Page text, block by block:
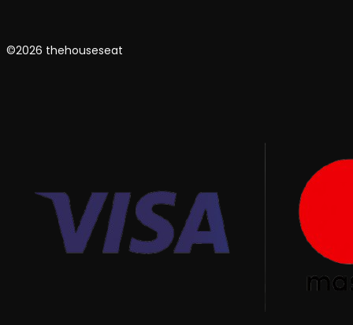
©2026 thehouseseat